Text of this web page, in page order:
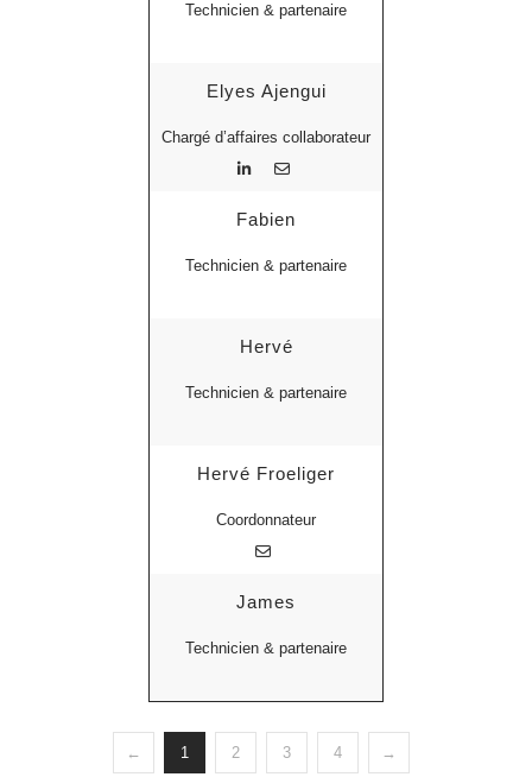
Technicien & partenaire
Elyes Ajengui
Chargé d’affaires collaborateur
Fabien
Technicien & partenaire
Hervé
Technicien & partenaire
Hervé Froeliger
Coordonnateur
James
Technicien & partenaire
← 1 2 3 4 →